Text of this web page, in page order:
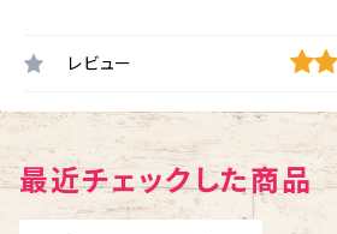
レビュー
最近チェックした商品